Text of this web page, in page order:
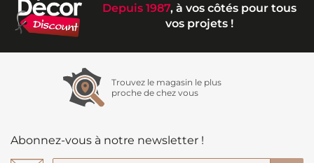
Depuis 1987, à vos côtés pour tous
vos projets !
Trouvez le magasin le plus
proche de chez vous
Abonnez-vous à notre newsletter !